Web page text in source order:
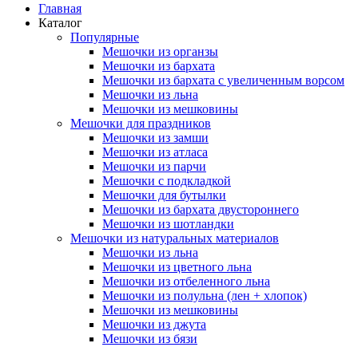
Главная
Каталог
Популярные
Мешочки из органзы
Мешочки из бархата
Мешочки из бархата с увеличенным ворсом
Мешочки из льна
Мешочки из мешковины
Мешочки для праздников
Мешочки из замши
Мешочки из атласа
Мешочки из парчи
Мешочки с подкладкой
Мешочки для бутылки
Мешочки из бархата двустороннего
Мешочки из шотландки
Мешочки из натуральных материалов
Мешочки из льна
Мешочки из цветного льна
Мешочки из отбеленного льна
Мешочки из полульна (лен + хлопок)
Мешочки из мешковины
Мешочки из джута
Мешочки из бязи